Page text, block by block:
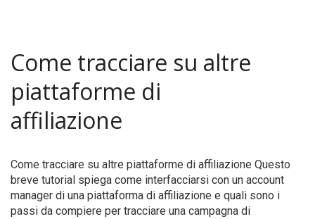
Come tracciare su altre
piattaforme di
affiliazione
Come tracciare su altre piattaforme di affiliazione Questo
breve tutorial spiega come interfacciarsi con un account
manager di una piattaforma di affiliazione e quali sono i
passi da compiere per tracciare una campagna di